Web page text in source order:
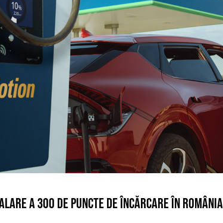
A 300 DE PUNCTE DE ÎNCĂRCARE ÎN ROMÂNIA